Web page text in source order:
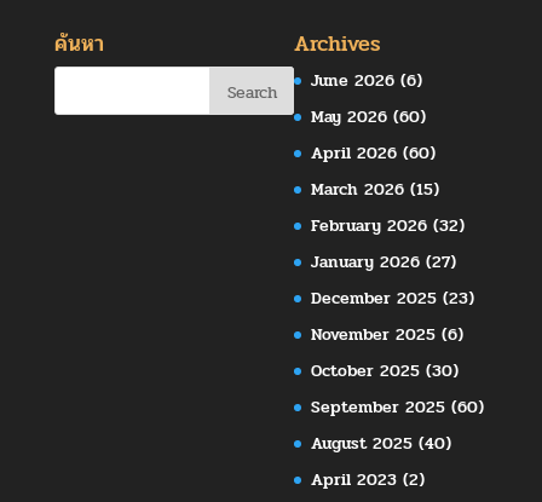
ค้นหา Archives
June 2026 (6)
May 2026 (60)
April 2026 (60)
March 2026 (15)
February 2026 (32)
January 2026 (27)
December 2025 (23)
November 2025 (6)
October 2025 (30)
September 2025 (60)
August 2025 (40)
April 2023 (2)